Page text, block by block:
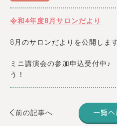
令和4年度8月サロンだより
8月のサロンだよりを公開しま
ミニ講演会の参加申込受付中
う！
前の記事へ 一覧へ